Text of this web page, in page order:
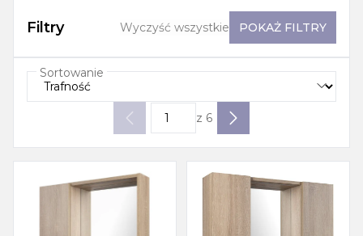
Filtry Wyczyść wszystkie POKAŻ FILTRY
Sortowanie
z 6